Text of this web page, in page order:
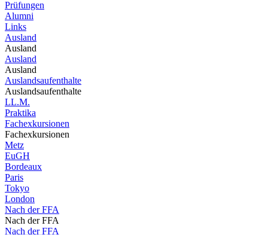
Prüfungen
Alumni
Links
Ausland
Ausland
Ausland
Ausland
Auslandsaufenthalte
Auslandsaufenthalte
LL.M.
Praktika
Fachexkursionen
Fachexkursionen
Metz
EuGH
Bordeaux
Paris
Tokyo
London
Nach der FFA
Nach der FFA
Nach der FFA